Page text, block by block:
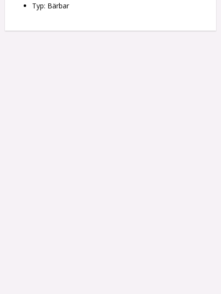
Typ: Bärbar